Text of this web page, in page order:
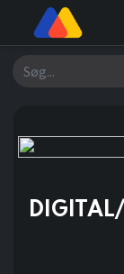
Søg